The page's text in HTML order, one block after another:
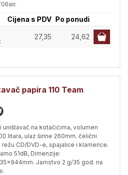
Cijena s PDV Po ponudi
27,35 24,62
papira 110 Team
uništavač na kotačićima, volumen
litara, ulaz širine 260mm. čelični
režu CD/DVD-e, spajalice i klamerice.
51dB, Dimenzije:
Jamstvo 2 g/35 god. na